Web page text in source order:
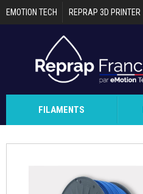
Aller au contenu principal
EMOTION TECH REPRAP 3D PRINTER
FILAMENTS